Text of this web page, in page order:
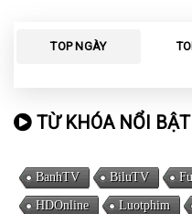
TOP NGÀY
TỪ KHÓA NỔI BẬT
BanhTV BiluTV
HDOnline Luotphim